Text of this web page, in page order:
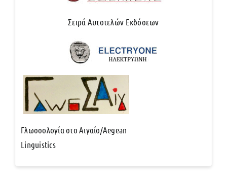
Σειρά Αυτοτελών Εκδόσεων
Γλωσσολογία στο Αιγαίο/Aegean
Linguistics